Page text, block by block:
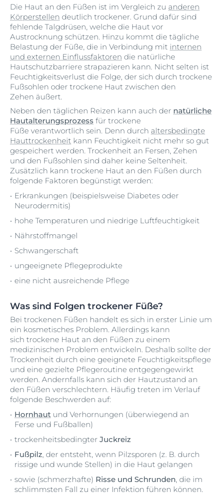
Die Haut an den Füßen ist im Vergleich zu anderen
Körperstellen deutlich trockener. Grund dafür sind
fehlende Talgdrüsen, welche die Haut vor
Austrocknung schützen. Hinzu kommt die tägliche
Belastung der Füße, die in Verbindung mit internen
und externen Einflussfaktoren die natürliche
Hautschutzbarriere strapazieren kann. Nicht selten ist
Feuchtigkeitsverlust die Folge, der sich durch trockene
Fußsohlen oder trockene Haut zwischen den
Zehen äußert.
Neben den täglichen Reizen kann auch der natürliche
Hautalterungsprozess für trockene
Füße verantwortlich sein. Denn durch altersbedingte
Hauttrockenheit kann Feuchtigkeit nicht mehr so gut
gespeichert werden. Trockenheit an Fersen, Zehen
und den Fußsohlen sind daher keine Seltenheit.
Zusätzlich kann trockene Haut an den Füßen durch
folgende Faktoren begünstigt werden:
Erkrankungen (beispielsweise Diabetes oder
Neurodermitis)
hohe Temperaturen und niedrige Luftfeuchtigkeit
Nährstoffmangel
Schwangerschaft
ungeeignete Pflegeprodukte
eine nicht ausreichende Pflege
Was sind Folgen trockener Füße?
Bei trockenen Füßen handelt es sich in erster Linie um
ein kosmetisches Problem. Allerdings kann
sich trockene Haut an den Füßen zu einem
medizinischen Problem entwickeln. Deshalb sollte der
Trockenheit durch eine geeignete Feuchtigkeitspflege
und eine gezielte Pflegeroutine entgegengewirkt
werden. Andernfalls kann sich der Hautzustand an
den Füßen verschlechtern. Häufig treten im Verlauf
folgende Beschwerden auf:
Hornhaut und Verhornungen (überwiegend an
Ferse und Fußballen)
trockenheitsbedingter Juckreiz
Fußpilz, der entsteht, wenn Pilzsporen (z. B. durch
rissige und wunde Stellen) in die Haut gelangen
sowie (schmerzhafte) Risse und Schrunden, die im
schlimmsten Fall zu einer Infektion führen können.